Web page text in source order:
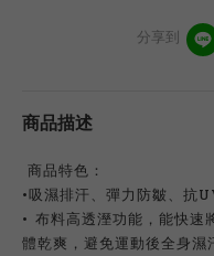
分享到
商品描述
商品特色：
•吸濕排汗、彈力防皺、抗
• 布料高透溼功能，能快速
體乾爽，避免運動後全身